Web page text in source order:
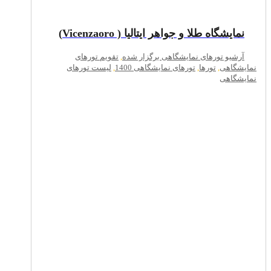
نمایشگاه طلا و جواهر ایتالیا ( Vicenzaoro)
آرشیو تورهای نمایشگاهی برگزار شده, تقویم تورهای
نمایشگاهی, تورها, تورهای نمایشگاهی 1400 , لیست تورهای
نمایشگاهی